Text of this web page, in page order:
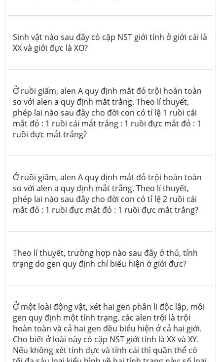
Sinh vật nào sau đây có cặp NST giới tính ở giới cái là
XX và giới đực là XO?
Ở ruồi giấm, alen A quy định mắt đỏ trội hoàn toàn
so với alen a quy định mắt trắng. Theo lí thuyết,
phép lai nào sau đây cho đời con có tỉ lệ 1 ruồi cái
mắt đỏ : 1 ruồi cái mắt trắng : 1 ruồi đực mắt đỏ : 1
ruồi đực mắt trắng?
Ở ruồi giấm, alen A quy định mắt đỏ trội hoàn toàn
so với alen a quy định mắt trắng. Theo lí thuyết,
phép lai nào sau đây cho đời con có tỉ lệ 2 ruồi cái
mắt đỏ : 1 ruồi đực mắt đỏ : 1 ruồi đực mắt trắng?
Theo lí thuyết, trường hợp nào sau đây ở thú, tính
trạng do gen quy định chỉ biểu hiện ở giới đực?
Ở một loài động vật, xét hai gen phân li độc lập, mỗi
gen quy định một tính trạng, các alen trội là trội
hoàn toàn và cả hai gen đều biểu hiện ở cả hai giới.
Cho biết ở loài này có cặp NST giới tính là XX và XY.
Nếu không xét tính đực và tính cái thì quần thể có